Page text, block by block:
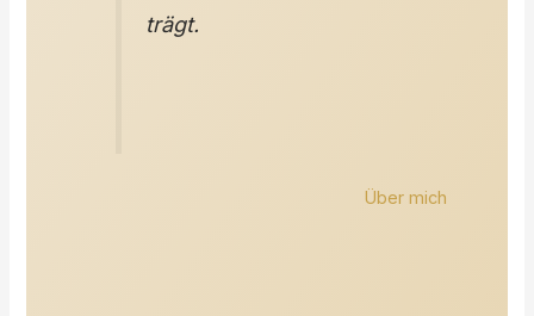
trägt.
Über mich